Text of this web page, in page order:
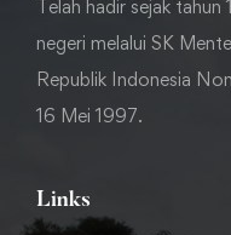
Telah hadir sejak
negeri melalui SK
Republik Indonesia
16 Mei 1997.
Links